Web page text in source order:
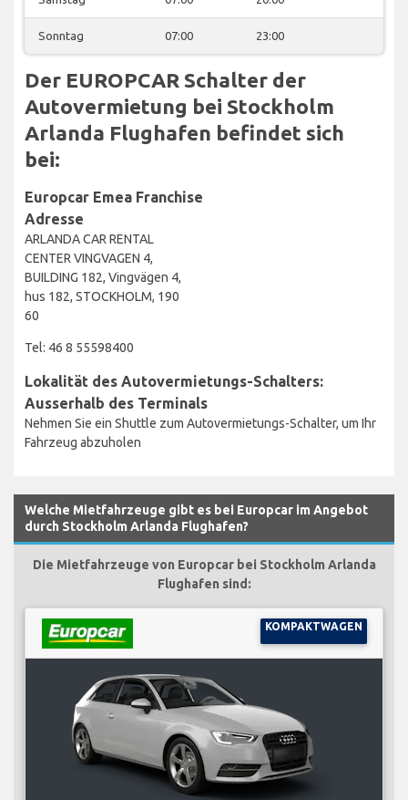
Sonntag 07:00 23:00
Der EUROPCAR Schalter der
Autovermietung bei Stockholm
Arlanda Flughafen befindet sich
bei:
Europcar Emea Franchise
Adresse
ARLANDA CAR RENTAL
CENTER VINGVAGEN 4,
BUILDING 182, Vingvägen 4,
hus 182, STOCKHOLM, 190
60
Tel: 46 8 55598400
Lokalität des Autovermietungs-Schalters:
Ausserhalb des Terminals
Nehmen Sie ein Shuttle zum Autovermietungs-Schalter, um Ihr
Fahrzeug abzuholen
Welche Mietfahrzeuge gibt es bei Europcar im Angebot
durch Stockholm Arlanda Flughafen?
Die Mietfahrzeuge von Europcar bei Stockholm Arlanda
Flughafen sind:
KOMPAKTWAGEN